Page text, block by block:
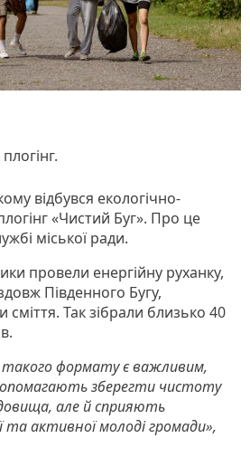
відбувся екологічно-
«Чистий Буг». Про це
міської ради.
провели енергійну руханку,
Південного Бугу,
Так зібрали близько 40
такого формату є важливим,
зберегти чистоту
але й сприяють
та активної молоді громади»,